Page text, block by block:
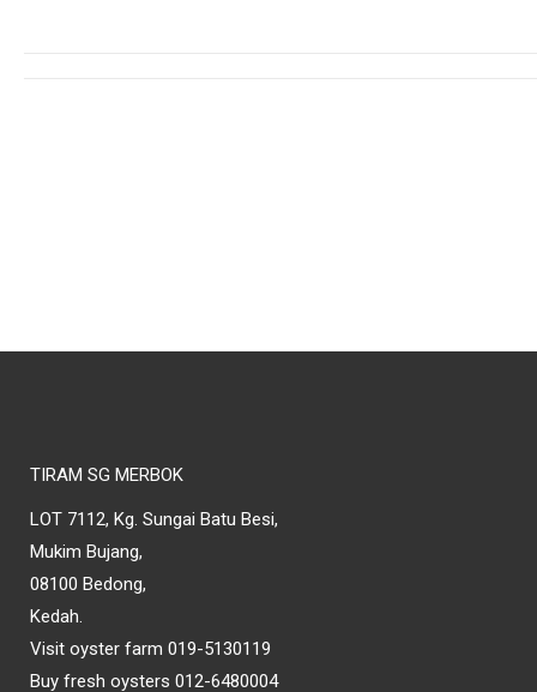
TIRAM SG MERBOK
LOT 7112, Kg. Sungai Batu Besi,
Mukim Bujang,
08100 Bedong,
Kedah.
Visit oyster farm 019-5130119
Buy fresh oysters 012-6480004